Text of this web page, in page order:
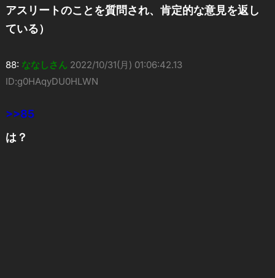
アスリートのことを質問され、肯定的な意見を返し
ている）
88: ななしさん 2022/10/31(月) 01:06:42.13
ID:g0HAqyDU0HLWN
>>85
は？